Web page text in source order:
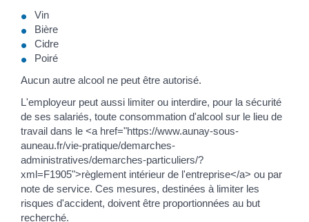
Vin
Bière
Cidre
Poiré
Aucun autre alcool ne peut être autorisé.
L'employeur peut aussi limiter ou interdire, pour la sécurité
de ses salariés, toute consommation d'alcool sur le lieu de
travail dans le <a href="https://www.aunay-sous-
auneau.fr/vie-pratique/demarches-
administratives/demarches-particuliers/?
xml=F1905">règlement intérieur de l'entreprise</a> ou par
note de service. Ces mesures, destinées à limiter les
risques d'accident, doivent être proportionnées au but
recherché.